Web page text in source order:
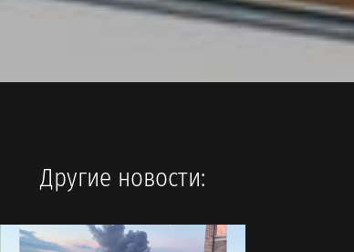
Другие новости: